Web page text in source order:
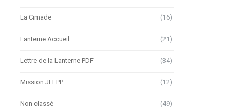
La Cimade (16)
Lanterne Accueil (21)
Lettre de la Lanterne PDF (34)
Mission JEEPP (12)
Non classé (49)